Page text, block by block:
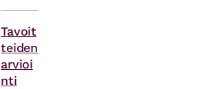
Tavoit
teiden
arvioi
nti